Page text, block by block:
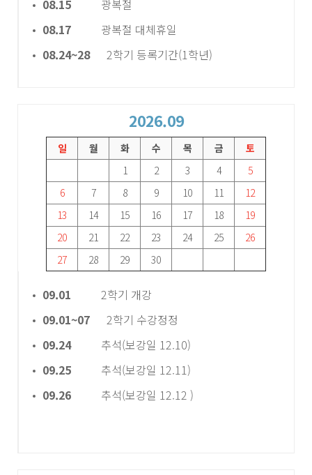
08.15
광복절
08.17
광복절 대체휴일
08.24~28
2학기 등록기간(1학년)
2026.09
일 월 화 수 목 금
토
1
2 3 4
5
6
7 8 9 10 11
12
13
14 15 16 17 18
19
20
21 22 23 24 25
26
27
28 29 30
09.01
2학기 개강
09.01~07
2학기 수강정정
09.24
추석(보강일 12.10)
09.25
추석(보강일 12.11)
09.26
추석(보강일 12.12 )